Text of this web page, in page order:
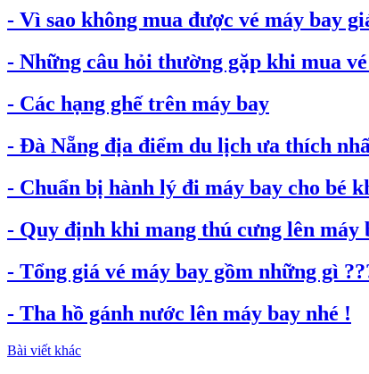
- Vì sao không mua được vé máy bay
- Những câu hỏi thường gặp khi mua
- Các hạng ghế trên máy bay
- Đà Nẵng địa điểm du lịch ưa thích
- Chuẩn bị hành lý đi máy bay cho bé
- Quy định khi mang thú cưng lên máy
- Tổng giá vé máy bay gồm những gì
- Tha hồ gánh nước lên máy bay nhé !
Bài viết khác